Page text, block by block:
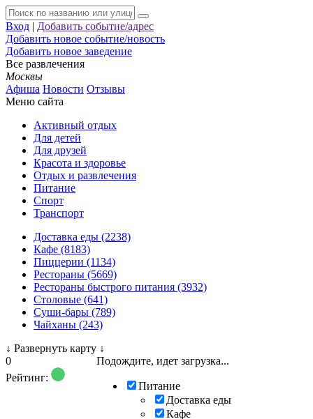
Вход | Добавить событие/адрес
Добавить новое событие/новость
Добавить новое заведение
Все развлечения
Москвы
Афиша Новости Отзывы
Меню сайта
Активный отдых
Для детей
Для друзей
Красота и здоровье
Отдых и развлечения
Питание
Спорт
Транспорт
Доставка еды (2238)
Кафе (8183)
Пиццерии (1134)
Рестораны (5669)
Рестораны быстрого питания (3932)
Столовые (641)
Суши-бары (789)
Чайханы (243)
↓ Развернуть карту ↓
Подождите, идет загрузка...
Питание
Доставка еды
Кафе
0
Рейтинг: